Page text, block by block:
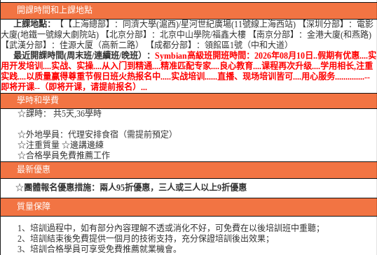
開課時間和上課地點
上課地點：
【【上海總部】：同濟大學(滬西)/星河世紀廣場(11號線上海西站) 【深圳分部】：電影
大廈(地鐵一號線大劇院站) 【北京分部】：北京中山學院/福鑫大樓 【南京分部】：金港大廈(和燕路)
【武漢分部】：佳源大厦（高新二路） 【成都分部】：領館區1號（中和大道）
最近開課時間(周末班/連續班/晚班）： Symbian高級班開班時間：2026年08月10日..假期有优惠....实
用开发培训....实战、实操....从入门到精通....精准匹配专家....良心教育....课程再次升级....学用相长,注重
实践....以质量赢得尊重节假日班火热报名中.....实战培训......直播、现场培训皆可....用心服务..............--
即将开课--（即将开课，请提前报名）...
學時和學費
☆課時： 共5天,36學時
☆外地學員：代理安排食宿（需提前預定）
☆注重質量 ☆邊講邊練
☆合格學員免費推薦工作
最新優惠
☆ 團體報名優惠措施： 兩人95折優惠，三人或三人以上9折優惠
質量保障
1、培訓過程中，如有部分內容理解不透或消化不好，可免費在以後培訓班中重聽；
2、培訓結束後免費提供一個月的技術支持，充分保證培訓後出效果；
3、培訓合格學員可享受免費推薦就業機會。